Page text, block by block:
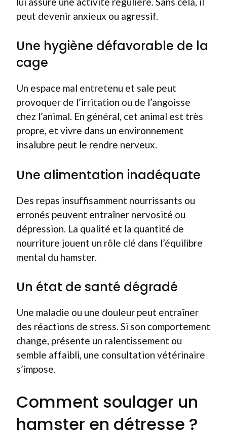
peut devenir anxieux ou agressif.
Une hygiène défavorable de la
cage
Un espace mal entretenu et sale peut
provoquer de l’irritation ou de l’angoisse
chez l’animal. En général, cet animal est très
propre, et vivre dans un environnement
insalubre peut le rendre nerveux.
Une alimentation inadéquate
Des repas insuffisamment nourrissants ou
erronés peuvent entraîner nervosité ou
dépression. La qualité et la quantité de
nourriture jouent un rôle clé dans l’équilibre
mental du hamster.
Un état de santé dégradé
Une maladie ou une douleur peut entraîner
des réactions de stress. Si son comportement
change, présente un ralentissement ou
semble affaibli, une consultation vétérinaire
s’impose.
Comment soulager un
hamster en détresse ?